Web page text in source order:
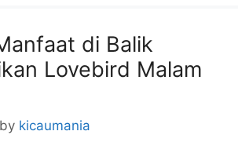
di Balik
Lovebird Malam
by kicaumania